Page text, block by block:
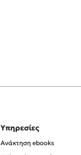
Υπηρεσίες
Ανάκτηση ebooks